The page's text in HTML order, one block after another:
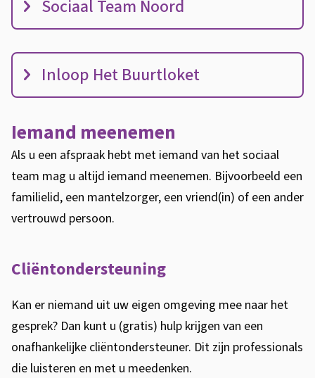
a
e
e
a
m
s
Sociaal Team Noord
Inloop Het Buurtloket
Iemand meenemen
Als u een afspraak hebt met iemand van het sociaal
team mag u altijd iemand meenemen. Bijvoorbeeld een
familielid, een mantelzorger, een vriend(in) of een ander
vertrouwd persoon.
Cliëntondersteuning
Kan er niemand uit uw eigen omgeving mee naar het
gesprek? Dan kunt u (gratis) hulp krijgen van een
onafhankelijke cliëntondersteuner. Dit zijn professionals
die luisteren en met u meedenken.